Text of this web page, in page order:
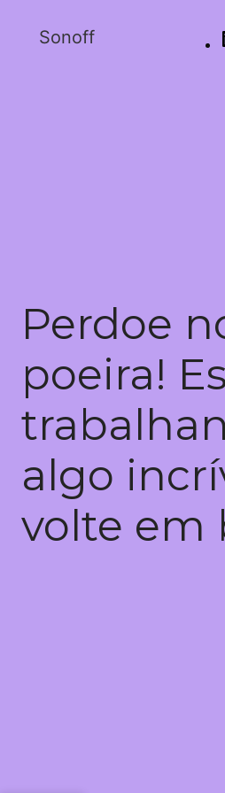
Sonoff
Perdoe
poeira!
algo
volte em